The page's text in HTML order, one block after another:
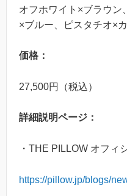
オフホワイト×ブラウン
×ブルー、ピスタチオ×
価格：
27,500円（税込）
詳細説明ページ：
・THE PILLOW オフィ
https://pillow.jp/blogs/